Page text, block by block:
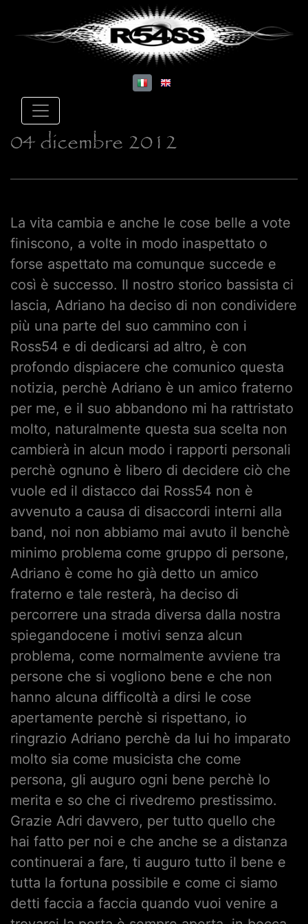
04 dicembre 2012
La vita cambia e anche le cose belle a vote
finiscono, a volte in modo inaspettato o
forse aspettato ma comunque succede e
così è successo. Il nostro storico bassista ci
lascia, Adriano ha deciso di non condividere
più una parte del suo cammino con i
Ross54 e di dedicarsi ad altro, è con
profondo dispiacere che comunico questa
notizia, perchè Adriano è un amico fraterno
per me, e il suo abbandono mi ha rattristato
molto, naturalmente questa sua scelta non
cambierà in alcun modo i rapporti personali
perchè ognuno è libero di decidere ciò che
vuole ed il distacco dai Ross54 non è
avvenuto a causa di disaccordi interni alla
band, noi non abbiamo mai avuto il benchè
minimo problema come gruppo di persone,
Adriano è come ho già detto un amico
fraterno e tale resterà, ha deciso di
percorrere una strada diversa dalla nostra
spiegandocene i motivi senza alcun
problema, come normalmente avviene tra
persone che si vogliono bene e che non
hanno alcuna difficoltà a dirsi le cose
apertamente perchè si rispettano, io
ringrazio Adriano perchè da lui ho imparato
molto sia come musicista che come
persona, gli auguro ogni bene perchè lo
merita e so che ci rivedremo prestissimo.
Grazie Adri davvero, per tutto quello che
hai fatto per noi e che anche se a distanza
continuerai a fare, ti auguro tutto il bene e
tutta la fortuna possibile e come ci siamo
detti faccia a faccia quando vuoi venire a